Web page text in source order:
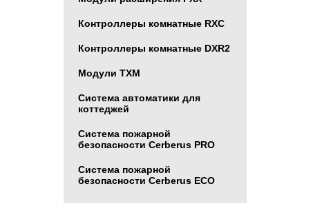
Контроллеры комнатные RXC
Контроллеры комнатные DXR2
Модули TXM
Система автоматики для
коттеджей
Система пожарной
безопасности Cerberus PRO
Система пожарной
безопасности Cerberus ECO